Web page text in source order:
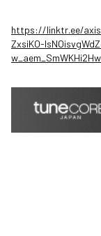
https://linktr.ee/
ZxsiKO-